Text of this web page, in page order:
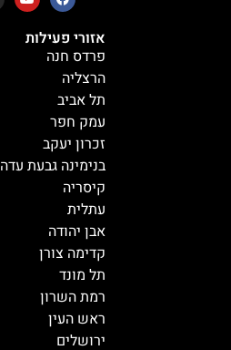
אזורי פעילות
פרדס חנה
הרצליה
תל אביב
עמק חפר
זכרון יעקב
בנימינה גבעת עדה
קיסריה
עתלית
אבן יהודה
קדימה צורן
תל מונד
רמת השרון
ראש העין
ירושלים